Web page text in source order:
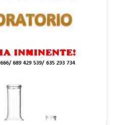
en Cáceres y
Llámanos para más